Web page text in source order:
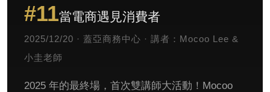
#11當電商遇見消費者
2025/12/20 · 蓋亞商務中心 · 講者：Mocoo Lee &
小圭老師
2025 年的最終場，首次雙講師大活動！Mocoo